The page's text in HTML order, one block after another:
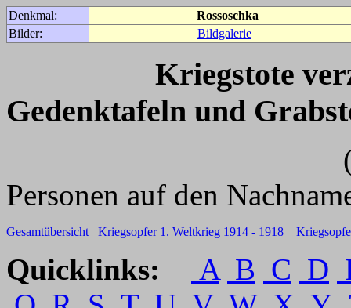
Denkmal:
Rossoschka
Bilder:
Bildgalerie
Kriegstote
Gedenktafeln und
(Für weitere
Personen auf den
Gesamtübersicht Kriegsopfer 1. Weltkrieg 1914 - 1918
Quicklinks: A B C D